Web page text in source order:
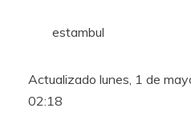
estambul
Actualizado lunes, 1 de
02:18